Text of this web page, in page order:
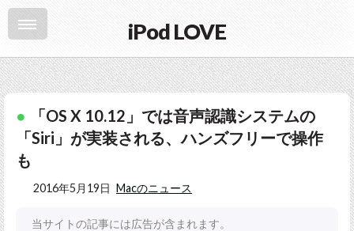
iPod LOVE
「OS X 10.12」では音声認識システムの
「Siri」が実装される、ハンズフリーで操作
も
2016年5月19日 Macのニュース
当サイトの記事には広告が含まれます。